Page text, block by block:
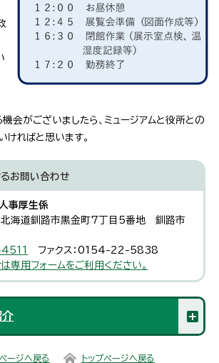
会がございましたら、ミュージアムと役所との
ければと思います。
お問い合わせ
事厚生係
道釧路市黒金町7丁目5番地 釧路市
ファクス：0154-22-5838
専用フォームをご利用ください。
介
ージへ戻る トップページへ戻る